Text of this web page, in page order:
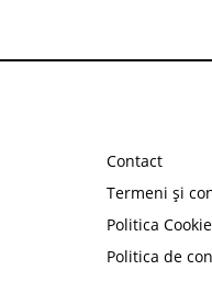
Contact
Termeni și
Politica Cookie
Politica de